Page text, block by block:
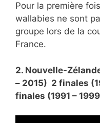
Pour la première
wallabies ne sont
groupe lors de la
France.
2. Nouvelle-
– 2015) 2 finales
finales (1991 –